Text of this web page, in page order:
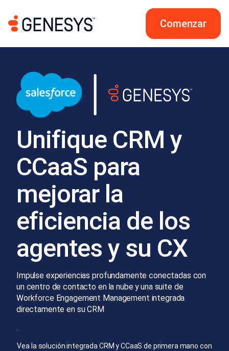
Comenzar
Unifique CRM y
CCaaS para
mejorar la
eficiencia de los
agentes y su CX
Impulse experiencias profundamente conectadas con
un centro de contacto en la nube y una suite de
Workforce Engagement Management integrada
directamente en su CRM
.
Vea la solución integrada CRM y CCaaS de primera mano con